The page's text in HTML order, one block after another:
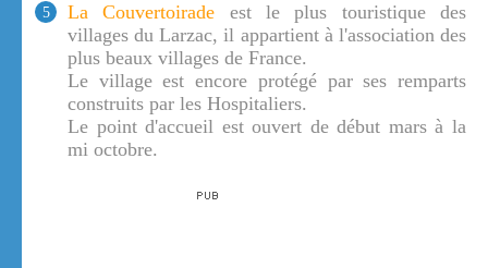
5 La Couvertoirade est le plus touristique des
villages du Larzac, il appartient à l'association des
plus beaux villages de France.
Le village est encore protégé par ses remparts
construits par les Hospitaliers.
Le point d'accueil est ouvert de début mars à la
mi octobre.